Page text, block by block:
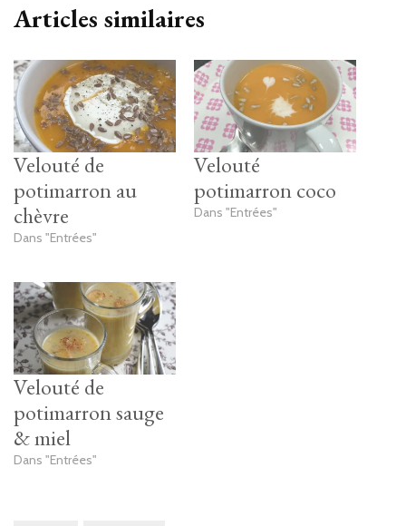
Articles similaires
Velouté de
potimarron au
chèvre
Dans "Entrées"
Velouté
potimarron coco
Dans "Entrées"
Velouté de
potimarron sauge
& miel
Dans "Entrées"